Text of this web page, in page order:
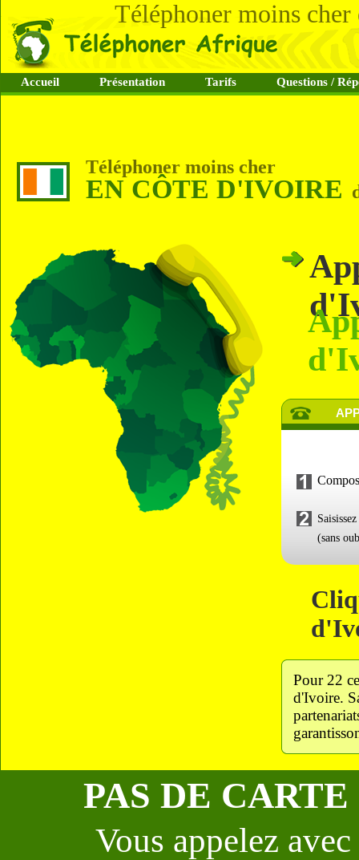
Téléphoner moins
Accueil Présentation Tarifs Questions /
Téléphoner moins cher
EN CÔTE D'IVOIRE
(sans
Pour 22
d'Ivoire.
PAS DE
Vous appelez